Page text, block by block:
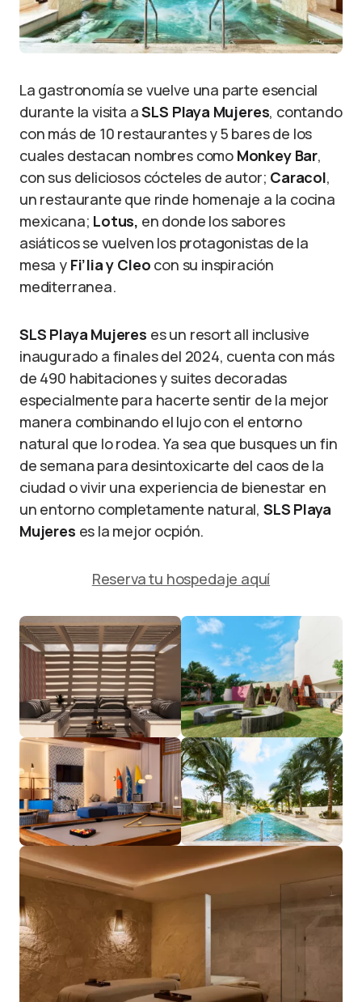
La gastronomía se vuelve una parte esencial
durante la visita aSLS Playa Mujeres, contando
con más de 10 restaurantes y 5 bares de los
cuales destacan nombres como Monkey Bar,
con sus deliciosos cócteles de autor; Caracol,
un restaurante que rinde homenaje a la cocina
mexicana; Lotus, en donde los sabores
asiáticos se vuelven los protagonistas de la
mesa y Fi’lia y Cleo con su inspiración
mediterranea.
SLS Playa Mujeres es un resort all inclusive
inaugurado a finales del 2024, cuenta con más
de 490 habitaciones y suites decoradas
especialmente para hacerte sentir de la mejor
manera combinando el lujo con el entorno
natural que lo rodea. Ya sea que busques un fin
de semana para desintoxicarte del caos de la
ciudad o vivir una experiencia de bienestar en
un entorno completamente natural, SLS Playa
Mujeres es la mejor ocpión.
Reserva tu hospedaje aquí